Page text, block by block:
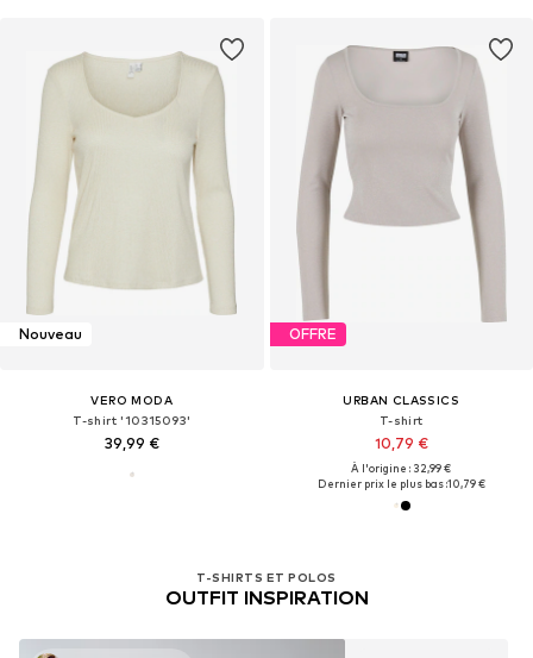
Nouveau
VERO MODA
T-shirt '10315093'
39,99 €
OFFRE
URBAN CLASSICS
T-shirt
10,79 €
À l'origine : 32,99 €
Dernier prix le plus bas :10,79 €
T-SHIRTS ET POLOS
OUTFIT INSPIRATION